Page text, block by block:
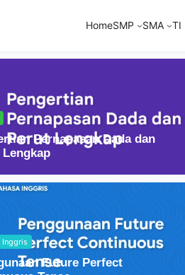
HomeSMP SMA TI
Pernapasan Dada dan
Lengkap
Inggris
Future Perfect